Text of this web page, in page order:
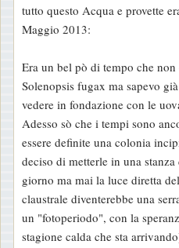
tutto questo Acqua e provette
Maggio 2013:
Era un bel pò di tempo che
Solenopsis fugax ma sapevo
vedere in fondazione con le
Adesso sò che i tempi sono
essere definite una colonia
deciso di metterle in una
giorno ma mai la luce diretta
claustrale diventerebbe una
un "fotoperiodo", con la
stagione calda che sta